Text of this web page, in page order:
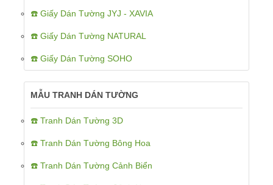
☎️ Giấy Dán Tường JYJ - XAVIA
☎️ Giấy Dán Tường NATURAL
☎️ Giấy Dán Tường SOHO
MẪU TRANH DÁN TƯỜNG
☎️ Tranh Dán Tường 3D
☎️ Tranh Dán Tường Bông Hoa
☎️ Tranh Dán Tường Cảnh Biển